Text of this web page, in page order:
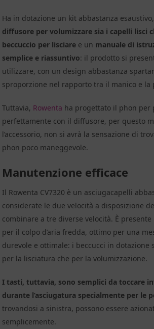
Ha in dotazione un kit abbastanza
diffusore per volumizzare sia i capelli lisci
beccuccio per lisciare e un manuale di
semplice e riassuntivo: il prodotto si
utilizzare, con un design abbastanza
sproporzione nel rapporto tra il manico e la
Tuttavia, Rowenta ha progettato il phon per
perfettamente con il diffusore, per questo
l’accessorio, non si avrà la sensazione di
phon poco maneggevole.
Manutenzione efficace
Il Rowenta CV7320 è un asciugacapelli
considerate le due velocità a disposizione
combinare a tre diverse velocità. È presente
per il colpo d’aria fredda, ottimo per una
durevole e ottimale: i beccucci in dotazione
per la lisciatura che per la volumizzazione.
I tasti, tuttavia, sono semplici da toccare
durante l’asciugatura specialmente per le
trovandosi a sinistra, possono essere
semplicemente.